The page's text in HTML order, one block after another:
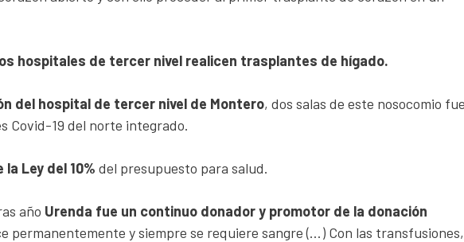
hospitales de tercer nivel realicen trasplantes de hígado.
del hospital de tercer nivel de Montero, dos salas de este nosocomio
Covid-19 del norte integrado.
Ley del 10% del presupuesto para salud.
año Urenda fue un continuo donador y promotor de la donación
permanentemente y siempre se requiere sangre (…) Con las